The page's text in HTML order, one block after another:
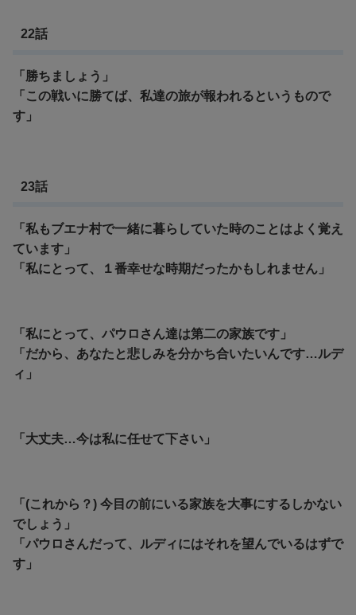
22話
「勝ちましょう」
「この戦いに勝てば、私達の旅が報われるというもので
す」
23話
「私もブエナ村で一緒に暮らしていた時のことはよく覚え
ています」
「私にとって、１番幸せな時期だったかもしれません」
「私にとって、パウロさん達は第二の家族です」
「だから、あなたと悲しみを分かち合いたいんです…ルデ
ィ」
「大丈夫…今は私に任せて下さい」
「(これから？) 今目の前にいる家族を大事にするしかない
でしょう」
「パウロさんだって、ルディにはそれを望んでいるはずで
す」